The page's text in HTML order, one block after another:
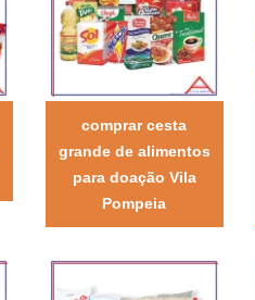
comprar cesta
grande de alimentos
para doação Vila
Pompeia